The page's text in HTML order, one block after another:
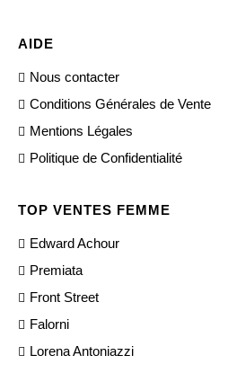
AIDE
Nous contacter
Conditions Générales de Vente
Mentions Légales
Politique de Confidentialité
TOP VENTES FEMME
Edward Achour
Premiata
Front Street
Falorni
Lorena Antoniazzi